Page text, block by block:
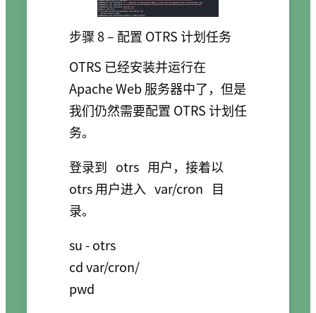
步骤 8 – 配置 OTRS 计划任务
OTRS 已经安装并运行在
Apache Web 服务器中了，但是
我们仍然需要配置 OTRS 计划任
务。
登录到 otrs 用户，接着以
otrs 用户进入 var/cron 目
录。
su - otrs
cd var/cron/